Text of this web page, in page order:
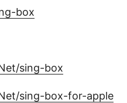
box
sing-box
sing-box-for-apple